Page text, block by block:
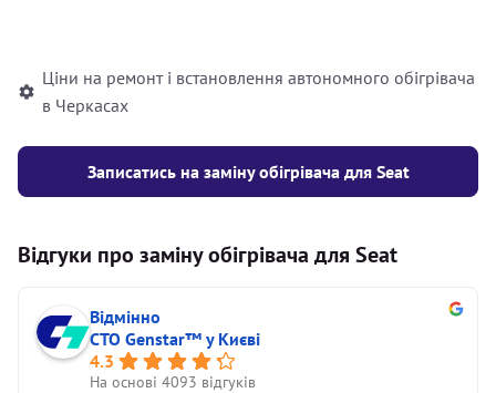
Ціни на ремонт і встановлення автономного обігрівача
в Черкасах
Записатись на заміну обігрівача для Seat
Відгуки про заміну обігрівача для Seat
Відмінно
СТО Genstar™ у Києві
4.3
На основі 4093 відгуків